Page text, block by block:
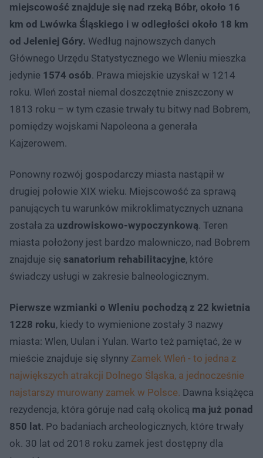
miejscowość znajduje się nad rzeką Bóbr, około 16
km od Lwówka Śląskiego i w odległości około 18 km
od Jeleniej Góry. Według najnowszych danych
Głównego Urzędu Statystycznego we Wleniu mieszka
jedynie 1574 osób. Prawa miejskie uzyskał w 1214
roku. Wleń został niemal doszczętnie zniszczony w
1813 roku – w tym czasie trwały tu bitwy nad Bobrem,
pomiędzy wojskami Napoleona a generała
Kajzerowem.
Ponowny rozwój gospodarczy miasta nastąpił w
drugiej połowie XIX wieku. Miejscowość za sprawą
panujących tu warunków mikroklimatycznych uznana
została za uzdrowiskowo-wypoczynkową. Teren
miasta położony jest bardzo malowniczo, nad Bobrem
znajduje się sanatorium rehabilitacyjne, które
świadczy usługi w zakresie balneologicznym.
Pierwsze wzmianki o Wleniu pochodzą z 22 kwietnia
1228 roku, kiedy to wymienione zostały 3 nazwy
miasta: Wlen, Uulan i Yulan. Warto też pamiętać, że w
mieście znajduje się słynny Zamek Wleń - to jedna z
największych atrakcji Dolnego Śląska, a jednocześnie
najstarszy murowany zamek w Polsce. Dawna książęca
rezydencja, która góruje nad całą okolicą ma już ponad
850 lat. Po badaniach archeologicznych, które trwały
ok. 30 lat od 2018 roku zamek jest dostępny dla